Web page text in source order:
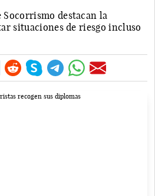
Socorrismo destacan la
situaciones de riesgo incluso